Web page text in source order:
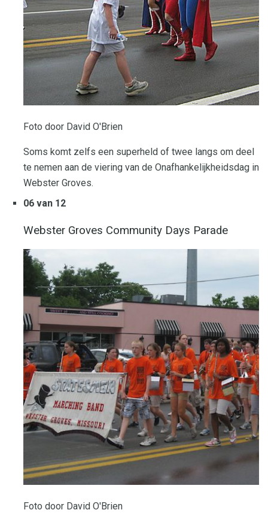
Foto door David O'Brien
Soms komt zelfs een superheld of twee langs om deel
te nemen aan de viering van de Onafhankelijkheidsdag in
Webster Groves.
06 van 12
Webster Groves Community Days Parade
Foto door David O'Brien